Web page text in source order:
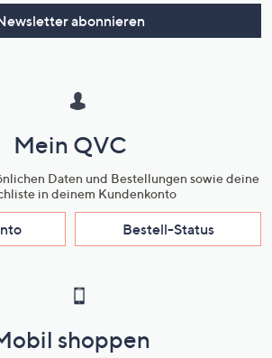
abonnieren
Mein QVC
Daten und Bestellungen sowie deine
in deinem Kundenkonto
Bestell-Status
shoppen